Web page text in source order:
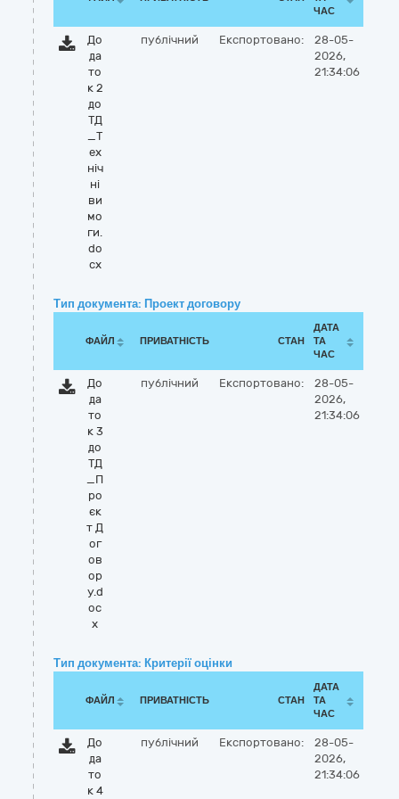
ЧАС
До
да
то
к 2
до
ТД
_Т
ех
ніч
ні
ви
мо
ги.
do
cx
публічний Експортовано:
28-05-
2026,
21:34:06
Тип документа: Проект договору
ФАЙЛ ПРИВАТНІСТЬ СТАН
ДАТА
ТА
ЧАС
До
да
то
к 3
до
ТД
_П
ро
єк
т Д
ог
ов
ор
у.d
oc
x
публічний Експортовано:
28-05-
2026,
21:34:06
Тип документа: Критерії оцінки
ФАЙЛ ПРИВАТНІСТЬ СТАН
ДАТА
ТА
ЧАС
До
да
то
к 4
публічний Експортовано:
28-05-
2026,
21:34:06